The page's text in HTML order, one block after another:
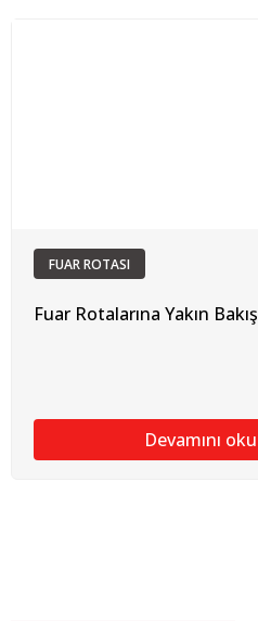
FUAR ROTASI
Fuar Rotalarına Yakın Bakış
Devamını oku